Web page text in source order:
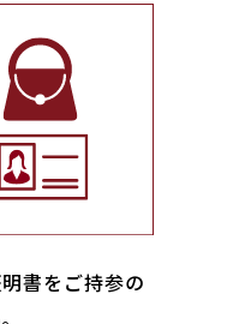
書をご持参の